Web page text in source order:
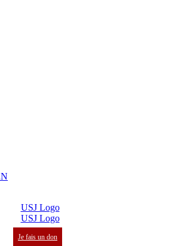
Je fais un don